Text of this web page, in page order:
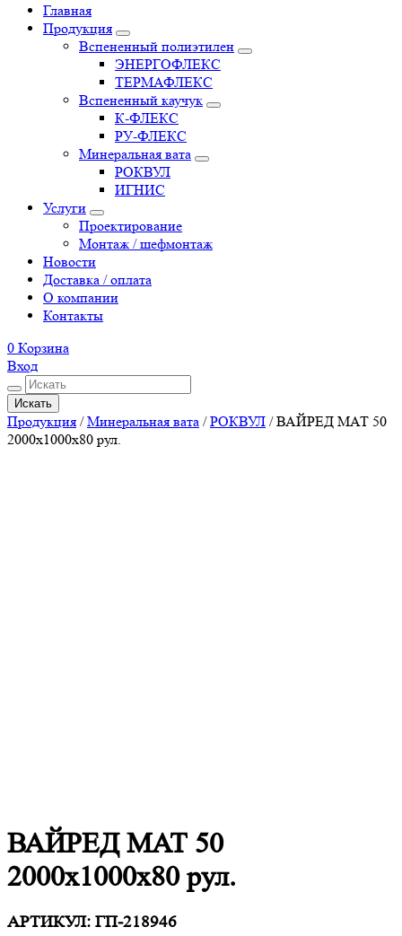
Главная
Продукция
Вспененный полиэтилен
ЭНЕРГОФЛЕКС
ТЕРМАФЛЕКС
Вспененный каучук
К-ФЛЕКС
РУ-ФЛЕКС
Минеральная вата
РОКВУЛ
ИГНИС
Услуги
Проектирование
Монтаж / шефмонтаж
Новости
Доставка / оплата
О компании
Контакты
0 Корзина
Вход
Искать
Продукция /Минеральная вата /РОКВУЛ /ВАЙРЕД МАТ 50
2000x1000x80 рул.
ВАЙРЕД МАТ 50
2000x1000x80 рул.
АРТИКУЛ: ГП-218946